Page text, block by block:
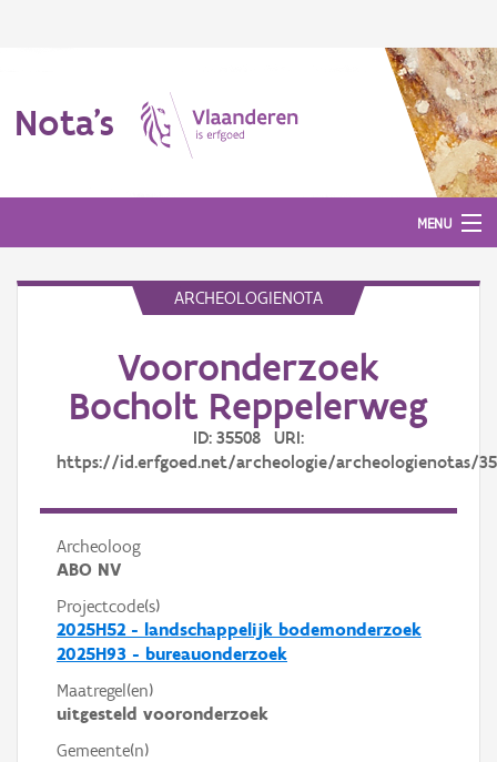
Nota's
MENU
ARCHEOLOGIENOTA
Vooronderzoek
Bocholt Reppelerweg
ID: 35508 URI:
https://id.erfgoed.net/archeologie/archeologienotas/
Archeoloog
ABO NV
Projectcode(s)
2025H52 - landschappelijk bodemonderzoek
2025H93 - bureauonderzoek
Maatregel(en)
uitgesteld vooronderzoek
Gemeente(n)